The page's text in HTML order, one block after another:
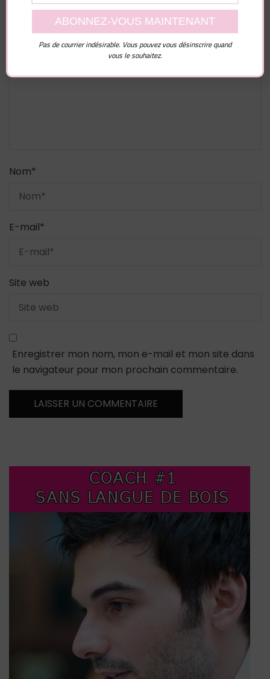
Votre adresse e-mail ne sera pas publiée.Les
champs obligatoires sont indiqués avec*
Commentaire
Nom*
E-mail*
Site web
Enregistrer mon nom, mon e-mail et mon site dans
le navigateur pour mon prochain commentaire.
Pas de courrier indésirable. Vous pouvez vous désinscrire quand
vous le souhaitez.